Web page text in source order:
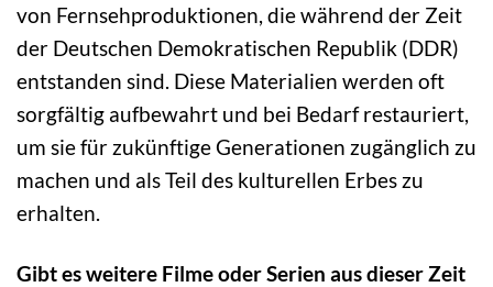
von Fernsehproduktionen, die während der Zeit
der Deutschen Demokratischen Republik (DDR)
entstanden sind. Diese Materialien werden oft
sorgfältig aufbewahrt und bei Bedarf restauriert,
um sie für zukünftige Generationen zugänglich zu
machen und als Teil des kulturellen Erbes zu
erhalten.
Gibt es weitere Filme oder Serien aus dieser Zeit